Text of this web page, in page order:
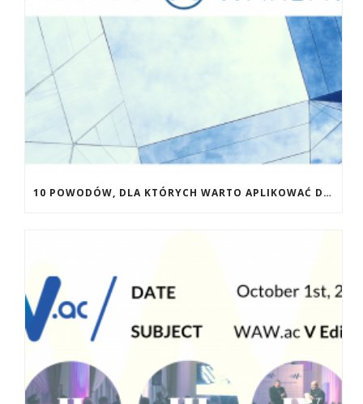
10 POWODÓW, DLA KTÓRYCH WARTO APLIKOWAĆ DO WAW.AC